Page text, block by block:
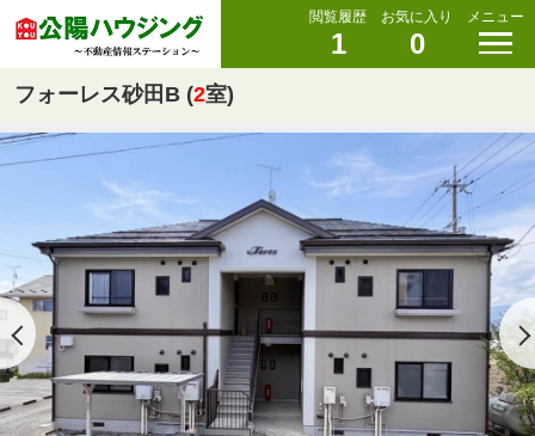
閲覧履歴
1
お気に入り
0
メニュー
フォーレス砂田B (2室)